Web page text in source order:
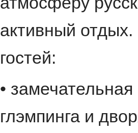
активный
гостей:
•
глэмпинга и